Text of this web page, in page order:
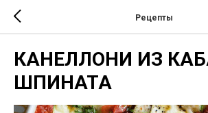
Рецепты
КАНЕЛЛОНИ ИЗ
ШПИНАТА